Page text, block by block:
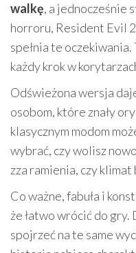
walkę, a jednocześnie
horroru, Resident Evil
spełnia te
każdy krok w
Odświeżona wersja
osobom, które znały
klasycznym modom
wybrać, czy wolisz
zza ramienia, czy
Co ważne, fabuła i
że łatwo wrócić do
spojrzeć na te same